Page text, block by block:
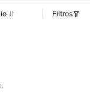
Filtros